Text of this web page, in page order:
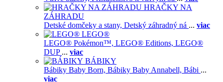
HRAČKY NA
ZÁHRADU
Detské domčeky a stany, Detský záhradný ná ... viac
LEGO®
LEGO® Pokémon™, LEGO® Editions, LEGO®
DUP ... viac
BÁBIKY
Bábiky Baby Born, Bábiky Baby Annabell, Bábi ...
viac